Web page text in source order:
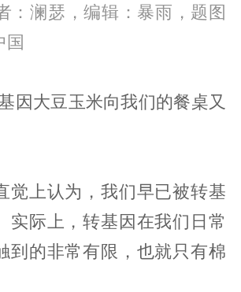
：澜瑟，编辑：暴雨，题图
国
因大豆玉米向我们的餐桌又
觉上认为，我们早已被转基
实际上，转基因在我们日常
到的非常有限，也就只有棉